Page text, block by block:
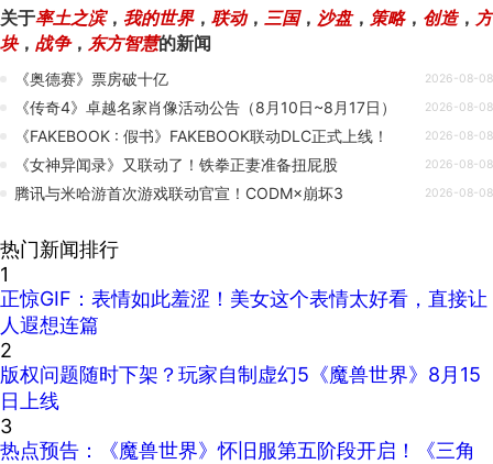
关于率土之滨， 我的世界， 联动， 三国， 沙盘， 策略， 创造， 方
块， 战争， 东方智慧的新闻
《奥德赛》票房破十亿 2026-08-08
《传奇4》卓越名家肖像活动公告（8月10日~8月17日） 2026-08-08
《FAKEBOOK : 假书》FAKEBOOK联动DLC正式上线！ 2026-08-08
《女神异闻录》又联动了！铁拳正妻准备扭屁股 2026-08-08
腾讯与米哈游首次游戏联动官宣！CODM×崩坏3 2026-08-08
热门新闻排行
1
正惊GIF：表情如此羞涩！美女这个表情太好看，直接让
人遐想连篇
2
版权问题随时下架？玩家自制虚幻5《魔兽世界》8月15
日上线
3
热点预告：《魔兽世界》怀旧服第五阶段开启！《三角